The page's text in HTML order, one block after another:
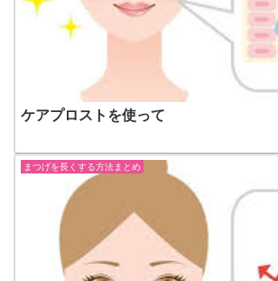
ケアプロストを使って
まつげを長くする方法まとめ